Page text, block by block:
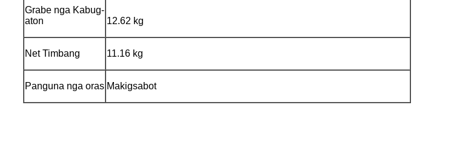
Grabe nga Kabug-
aton
12.62 kg
Net Timbang 11.16 kg
Panguna nga oras Makigsabot